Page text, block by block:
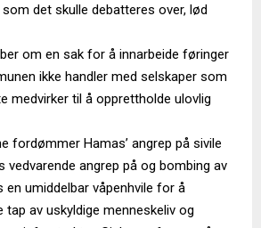
det skulle debatteres over, lød
om en sak for å innarbeide føringer
ikke handler med selskaper som
medvirker til å opprettholde ulovlig
fordømmer Hamas’ angrep på sivile
vedvarende angrep på og bombing av
en umiddelbar våpenhvile for å
av uskyldige menneskeliv og